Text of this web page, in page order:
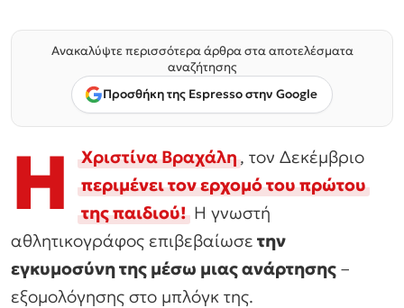
Ανακαλύψτε περισσότερα άρθρα στα αποτελέσματα
αναζήτησης
Προσθήκη της Espresso στην Google
Η Χριστίνα Βραχάλη, τον Δεκέμβριο
περιμένει τον ερχομό του πρώτου
της παιδιού!Η γνωστή
αθλητικογράφος επιβεβαίωσε την
εγκυμοσύνη της μέσω μιας ανάρτησης –
εξομολόγησης στο μπλόγκ της.